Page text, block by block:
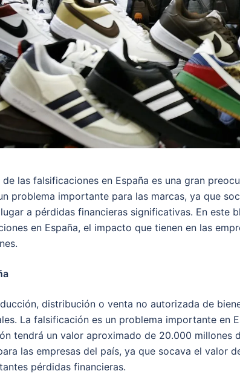
las falsificaciones en España es una gran
problema importante para las marcas, ya que
a pérdidas financieras significativas. En este
en España, el impacto que tienen en las
distribución o venta no autorizada de
La falsificación es un problema importante en
tendrá un valor aproximado de 20.000 millones
las empresas del país, ya que socava el valor
pérdidas financieras.